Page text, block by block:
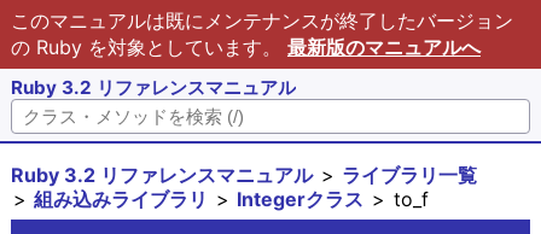
このマニュアルは既にメンテナンスが終了したバージョン
の Ruby を対象としています。 最新版のマニュアルへ
Ruby 3.2 リファレンスマニュアル
Ruby 3.2 リファレンスマニュアル
ライブラリ一覧
組み込みライブラリ
Integerクラス to_f